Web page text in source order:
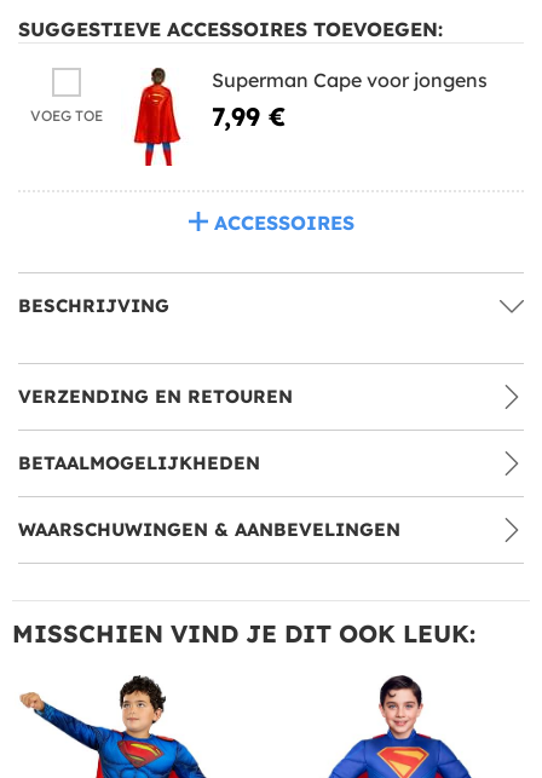
SUGGESTIEVE ACCESSOIRES TOEVOEGEN:
VOEG TOE
Superman Cape voor jongens
7,99 €
ACCESSOIRES
BESCHRIJVING
VERZENDING EN RETOUREN
BETAALMOGELIJKHEDEN
WAARSCHUWINGEN & AANBEVELINGEN
MISSCHIEN VIND JE DIT OOK LEUK: